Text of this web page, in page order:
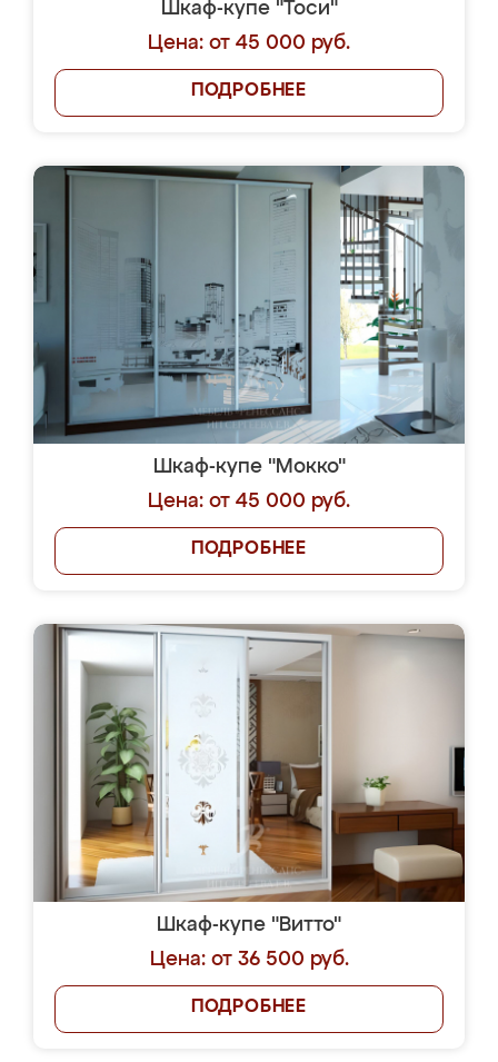
Шкаф-купе "Тоси"
Цена: от 45 000 руб.
ПОДРОБНЕЕ
Шкаф-купе "Мокко"
Цена: от 45 000 руб.
ПОДРОБНЕЕ
Шкаф-купе "Витто"
Цена: от 36 500 руб.
ПОДРОБНЕЕ